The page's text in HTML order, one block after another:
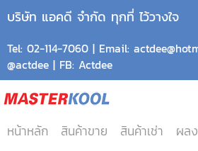
บริษัท แอคดี จำกัด ทุกที่ ไว้วางใจ
Tel: 02-114-7060 | Email:
@actdee | FB: Actdee
หน้าหลัก สินค้าขาย สินค้าเช่า ผล